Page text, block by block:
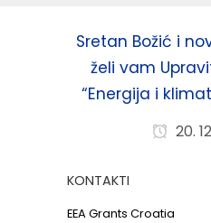
Sretan Božić i
želi vam
“Energija i
20.
KONTAKTI
EEA Grants Croatia